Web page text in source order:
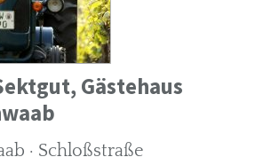
Gästehaus
· Schloßstraße